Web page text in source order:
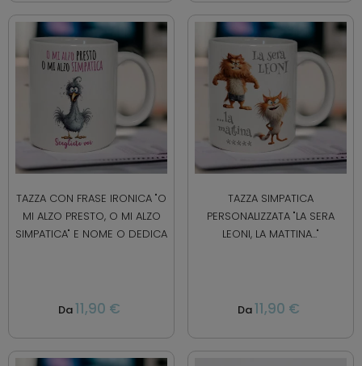
TAZZA CON FRASE IRONICA "O
MI ALZO PRESTO, O MI ALZO
SIMPATICA" E NOME O DEDICA
Da11,90 €
TAZZA SIMPATICA
PERSONALIZZATA "LA SERA
LEONI, LA MATTINA..."
Da11,90 €